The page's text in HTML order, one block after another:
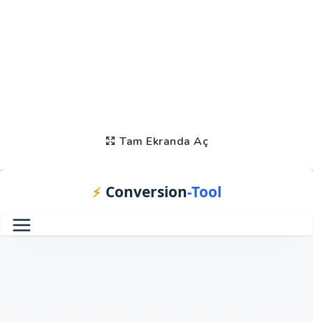
Tam Ekranda Aç